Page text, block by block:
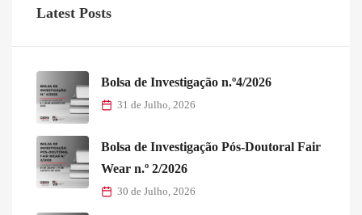
Latest Posts
Bolsa de Investigação n.º4/2026
31 de Julho, 2026
Bolsa de Investigação Pós-Doutoral Fair
Wear n.º 2/2026
30 de Julho, 2026